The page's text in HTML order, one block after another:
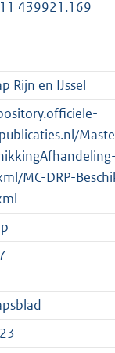
439921.169
Rijn en IJssel
MC-DRP-